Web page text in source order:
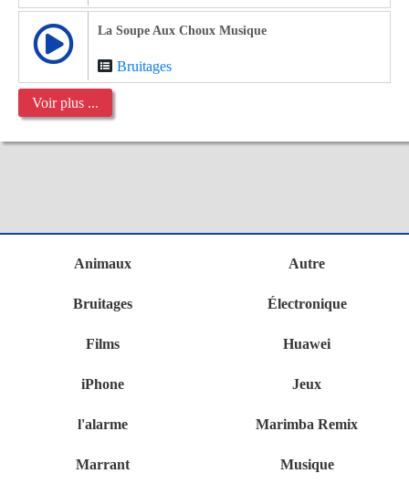
La Soupe Aux Choux Musique
Bruitages
Voir plus ...
Animaux Autre
Bruitages Électronique
Films Huawei
iPhone Jeux
l'alarme Marimba Remix
Marrant Musique